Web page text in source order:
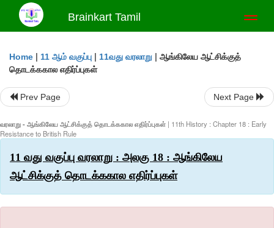
Brainkart Tamil
Home | 11 ஆம் வகுப்பு | 11வது வரலாறு | ஆங்கிலேய ஆட்சிக்குத்
தொடக்ககால எதிர்ப்புகள்
Prev Page Next Page
வரலாறு - ஆங்கிலேய ஆட்சிக்குத் தொடக்ககால எதிர்ப்புகள் | 11th History : Chapter 18 : Early
Resistance to British Rule
11 வது வகுப்பு வரலாறு : அலகு 18 : ஆங்கிலேய
ஆட்சிக்குத் தொடக்ககால எதிர்ப்புகள்